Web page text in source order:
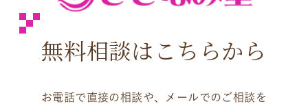
無料相談はこちらから
お電話で直接の相談や、メールでのご相談を